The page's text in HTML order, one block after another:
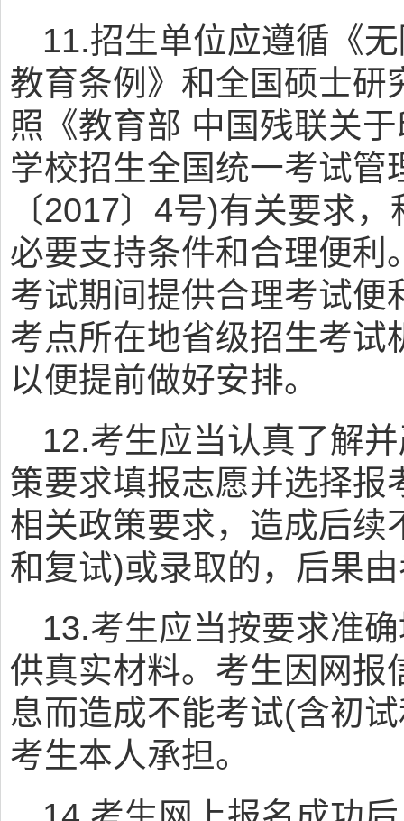
11.招生单位应遵循《
教育条例》和全国硕士研
照《教育部 中国残联关
学校招生全国统一考试管
〔2017〕4号)有关要求
必要支持条件和合理便利
考试期间提供合理考试便
考点所在地省级招生考试
以便提前做好安排。
12.考生应当认真了解
策要求填报志愿并选择报
相关政策要求，造成后续
和复试)或录取的，后果
13.考生应当按要求准
供真实材料。考生因网报
息而造成不能考试(含初
考生本人承担。